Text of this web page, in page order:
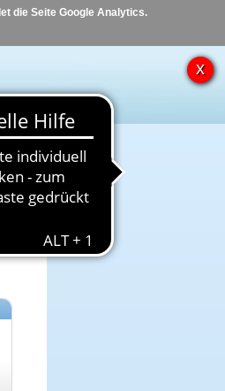
die Seite Google Analytics.